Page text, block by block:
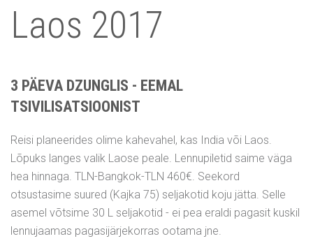
Laos 2017
3 PÄEVA DZUNGLIS - EEMAL
TSIVILISATSIOONIST
Reisi planeerides olime kahevahel, kas India või Laos.
Lõpuks langes valik Laose peale. Lennupiletid saime väga
hea hinnaga. TLN-Bangkok-TLN 460€. Seekord
otsustasime suured (Kajka 75) seljakotid koju jätta. Selle
asemel võtsime 30 L seljakotid - ei pea eraldi pagasit kuskil
lennujaamas pagasijärjekorras ootama jne.